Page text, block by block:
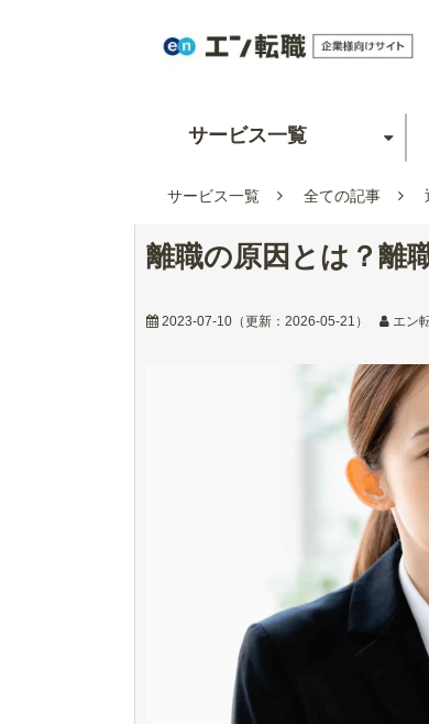
サービス一覧
サービス一覧 全ての記事
離職の原因とは？離
2023-07-10 （更新： 2026-05-21 ） エン